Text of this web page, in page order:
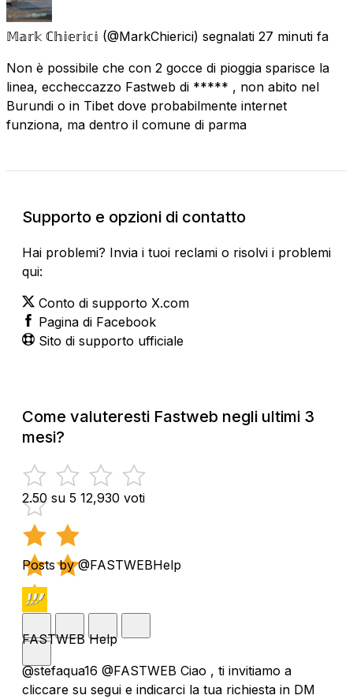
𝕄𝕒𝕣𝕜 ℂ𝕙𝕚𝕖𝕣𝕚𝕔𝕚 (@MarkChierici) segnalati 27 minuti fa
Non è possibile che con 2 gocce di pioggia sparisce la
linea, eccheccazzo Fastweb di ***** , non abito nel
Burundi o in Tibet dove probabilmente internet
funziona, ma dentro il comune di parma
Supporto e opzioni di contatto
Hai problemi? Invia i tuoi reclami o risolvi i problemi
qui:
Conto di supporto X.com
Pagina di Facebook
Sito di supporto ufficiale
Come valuteresti Fastweb negli ultimi 3
mesi?
2.50 su 5 12,930 voti
Posts by @FASTWEBHelp
FASTWEB Help
@stefaqua16 @FASTWEB Ciao , ti invitiamo a
cliccare su segui e indicarci la tua richiesta in DM